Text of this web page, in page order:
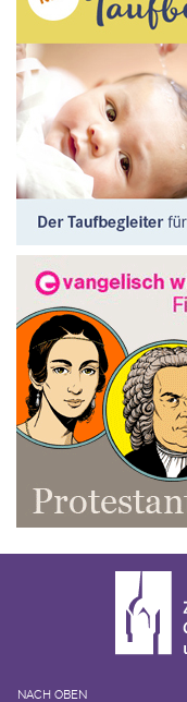
NACH OBEN